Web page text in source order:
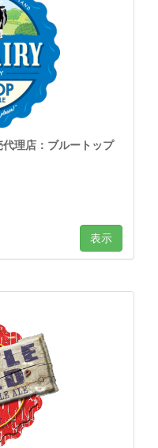
理店：ブルートップ
表示